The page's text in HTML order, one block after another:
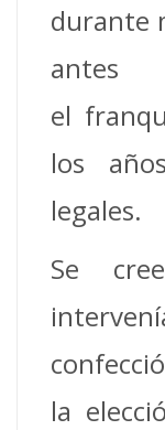
durante
el
los
legales.
Se
la